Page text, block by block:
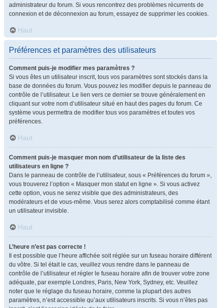
administrateur du forum. Si vous rencontrez des problèmes récurrents de
connexion et de déconnexion au forum, essayez de supprimer les cookies.
Haut
Préférences et paramètres des utilisateurs
Comment puis-je modifier mes paramètres ?
Si vous êtes un utilisateur inscrit, tous vos paramètres sont stockés dans la
base de données du forum. Vous pouvez les modifier depuis le panneau de
contrôle de l’utilisateur. Le lien vers ce dernier se trouve généralement en
cliquant sur votre nom d’utilisateur situé en haut des pages du forum. Ce
système vous permettra de modifier tous vos paramètres et toutes vos
préférences.
Haut
Comment puis-je masquer mon nom d’utilisateur de la liste des
utilisateurs en ligne ?
Dans le panneau de contrôle de l’utilisateur, sous « Préférences du forum »,
vous trouverez l’option « Masquer mon statut en ligne ». Si vous activez
cette option, vous ne serez visible que des administrateurs, des
modérateurs et de vous-même. Vous serez alors comptabilisé comme étant
un utilisateur invisible.
Haut
L’heure n’est pas correcte !
Il est possible que l’heure affichée soit réglée sur un fuseau horaire différent
du vôtre. Si tel était le cas, veuillez vous rendre dans le panneau de
contrôle de l’utilisateur et régler le fuseau horaire afin de trouver votre zone
adéquate, par exemple Londres, Paris, New York, Sydney, etc. Veuillez
noter que le réglage du fuseau horaire, comme la plupart des autres
paramètres, n’est accessible qu’aux utilisateurs inscrits. Si vous n’êtes pas